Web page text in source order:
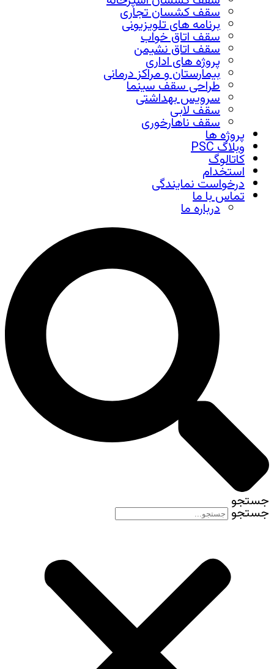
سقف کشسان تجاری
برنامه های تلویزیونی
سقف اتاق خواب
سقف اتاق نشیمن
پروژه های اداری
بیمارستان و مراکز درمانی
طراحی سقف سینما
سرویس بهداشتی
سقف لابی
سقف ناهارخوری
پروژه ها
وبلاگ PSC
کاتالوگ
استخدام
درخواست نمایندگی
تماس با ما
درباره ما
جستجو
جستجو